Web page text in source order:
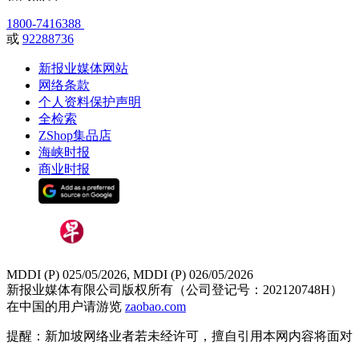
1800-7416388
或 92288736
新报业媒体网站
网络条款
个人资料保护声明
全检索
ZShop集品店
海峡时报
商业时报
MDDI (P) 025/05/2026, MDDI (P) 026/05/2026
新报业媒体有限公司版权所有（公司登记号：202120748H）
在中国的用户请游览 zaobao.com
提醒：新加坡网络业者若未经许可，擅自引用本网内容将面对